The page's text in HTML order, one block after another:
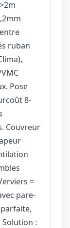
ruban
Pose
8-
Couvreur
=
pare-
: